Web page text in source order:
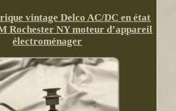
vintage Delco AC/DC en état
Rochester NY moteur d’appareil
électroménager